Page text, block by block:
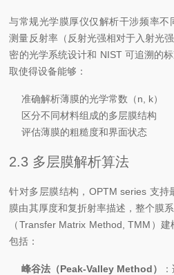
与常规光学膜厚仪仅解析干涉频率不
测量反射率（反射光强相对于入射光
密的光学系统设计和 NIST 可追溯的
取使得设备能够：
准确解析薄膜的光学常数（n, k）
区分不同材料组成的多层膜结构
评估薄膜的粗糙度和界面状态
2.3 多层膜解析算法
针对多层膜结构，OPTM series 支
膜由其厚度和复折射率描述，整个膜
（Transfer Matrix Method, TMM）
包括：
峰谷法（Peak-Valley Method）